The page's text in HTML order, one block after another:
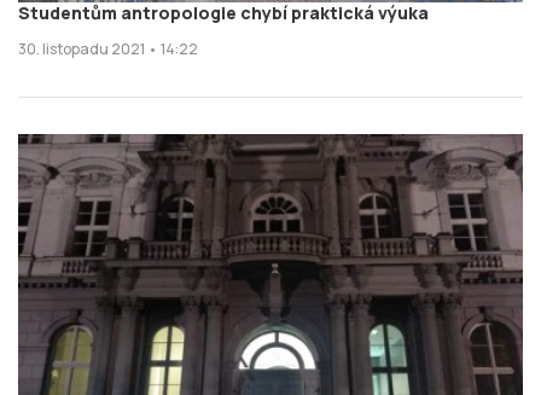
Studentům antropologie chybí praktická výuka
30. listopadu 2021 • 14:22